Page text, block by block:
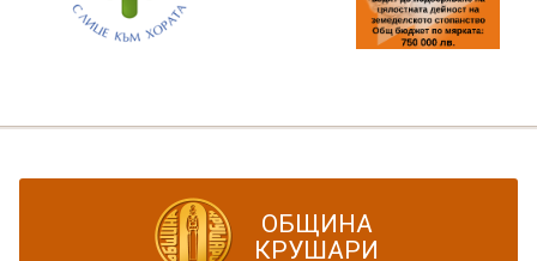
ОБЩИНА
КРУШАРИ